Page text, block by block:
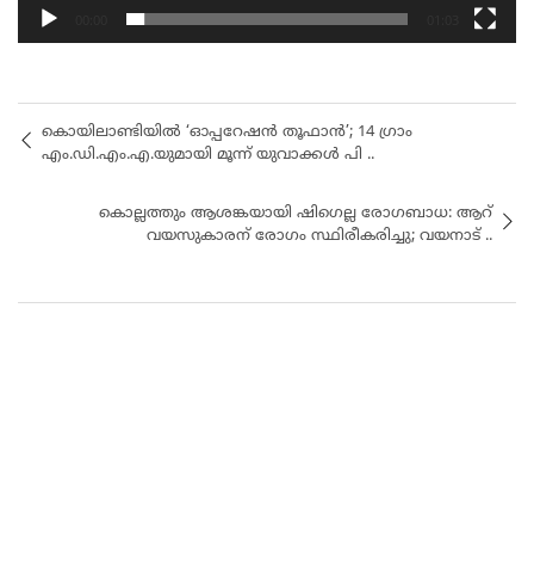
കൊയിലാണ്ടിയിൽ ‘ഓപ്പറേഷൻ തൂഫാൻ’; 14 ഗ്രാം
എം.ഡി.എം.എ.യുമായി മൂന്ന് യുവാക്കൾ പി ..
കൊല്ലത്തും ആശങ്കയായി ഷിഗെല്ല രോഗബാധ: ആറ്
വയസുകാരന് രോഗം സ്ഥിരീകരിച്ചു; വയനാട് ..